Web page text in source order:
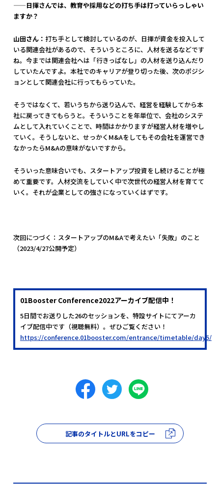
——日揮さんでは、教育や採用などの打ち手は打っていらっしゃい
ますか？
山田さん： 打ち手として検討しているのが、日揮が資金を投入して
いる関連会社があるので、そういうところに、人材を送るなどです
ね。今までは関連会社へは「行きっぱなし」の人材を送り込んだり
していたんですよ。本社でのキャリアが登り切った後、次のポジシ
ョンとして関連会社に行ってもらっていた。
そうではなくて、若いうちから送り込んで、経営を経験してから本
社に戻ってきてもらうと。そういうことを年単位で、会社のシステ
ムとして入れていくことで、時間はかかりますが経営人材を増やし
ていく。そうしないと、せっかくM&Aをしてもその会社を運営でき
なかったらM&Aの意味がないですから。
そういった意味合いでも、スタートアップ投資をし続けることが極
めて重要です。人材交流をしていく中で次世代の経営人材を育てて
いく。それが企業としての強さになっていくはずです。
次回につづく：スタートアップのM&Aで考えたい「失敗」のこと
（2023/4/27公開予定）
01Booster Conference2022アーカイブ配信中！
5日間でお送りした26のセッションを、特設サイトにてアーカ
イブ配信中です（視聴無料）。ぜひご覧ください！
https://conference.01booster.com/entrance/timetable/day5/
記事のタイトルとURLをコピー